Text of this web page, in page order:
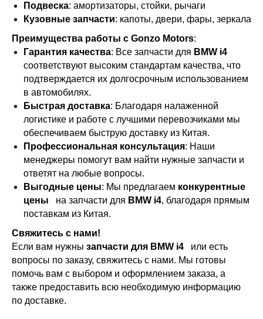
Подвеска: амортизаторы, стойки, рычаги
Кузовные запчасти: капоты, двери, фары, зеркала
Преимущества работы с Gonzo Motors:
Гарантия качества: Все запчасти для BMW i4
соответствуют высоким стандартам качества, что
подтверждается их долгосрочным использованием
в автомобилях.
Быстрая доставка: Благодаря налаженной
логистике и работе с лучшими перевозчиками мы
обеспечиваем быструю доставку из Китая.
Профессиональная консультация: Наши
менеджеры помогут вам найти нужные запчасти и
ответят на любые вопросы.
Выгодные цены: Мы предлагаем конкурентные
цены
на запчасти для BMW i4, благодаря прямым
поставкам из Китая.
Свяжитесь с нами!
Если вам нужны запчасти для BMW i4
или есть
вопросы по заказу, свяжитесь с нами. Мы готовы
помочь вам с выбором и оформлением заказа, а
также предоставить всю необходимую информацию
по доставке.